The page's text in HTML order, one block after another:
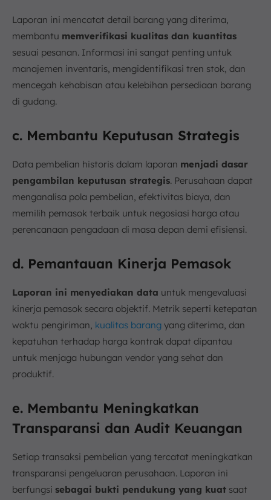
Laporan ini mencatat detail barang yang diterima,
membantu memverifikasi kualitas dan kuantitas
sesuai pesanan. Informasi ini sangat penting untuk
manajemen inventaris, mengidentifikasi tren stok, dan
mencegah kehabisan atau kelebihan persediaan barang
di gudang.
c. Membantu Keputusan Strategis
Data pembelian historis dalam laporan menjadi dasar
pengambilan keputusan strategis. Perusahaan dapat
menganalisa pola pembelian, efektivitas biaya, dan
memilih pemasok terbaik untuk negosiasi harga atau
perencanaan pengadaan di masa depan demi efisiensi.
d. Pemantauan Kinerja Pemasok
Laporan ini menyediakan data untuk mengevaluasi
kinerja pemasok secara objektif. Metrik seperti ketepatan
waktu pengiriman, kualitas barang yang diterima, dan
kepatuhan terhadap harga kontrak dapat dipantau
untuk menjaga hubungan vendor yang sehat dan
produktif.
e. Membantu Meningkatkan
Transparansi dan Audit Keuangan
Setiap transaksi pembelian yang tercatat meningkatkan
transparansi pengeluaran perusahaan. Laporan ini
berfungsi sebagai bukti pendukung yang kuat saat